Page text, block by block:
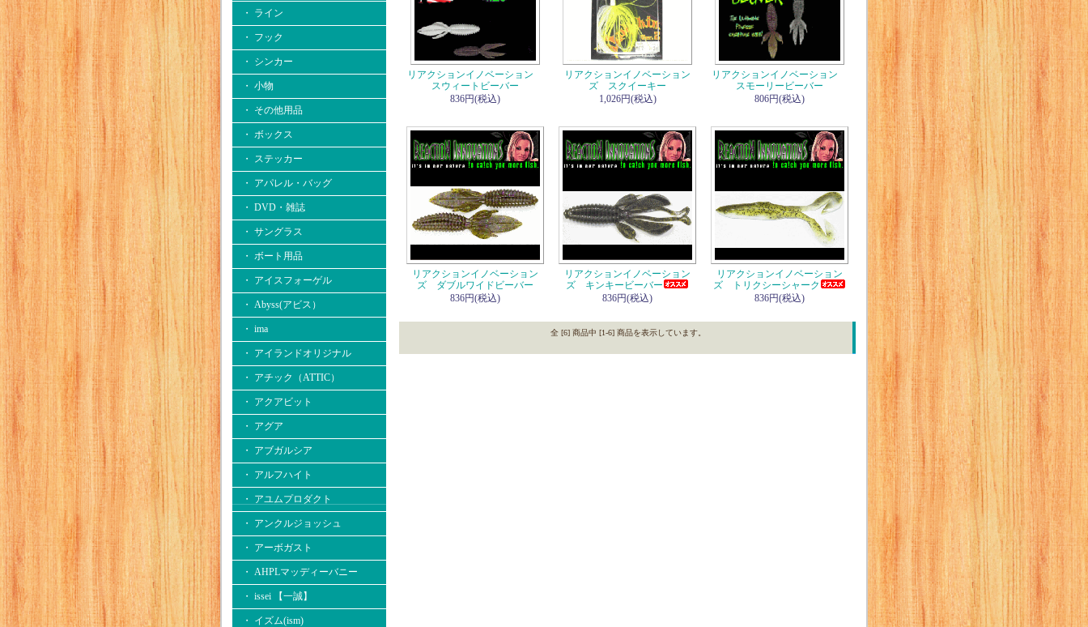
・ ライン
・ フック
・ シンカー
・ 小物
・ その他用品
・ ボックス
・ ステッカー
・ アパレル・バッグ
・ DVD・雑誌
・ サングラス
・ ボート用品
・ アイスフォーゲル
・ Abyss(アビス）
・ ima
・ アイランドオリジナル
・ アチック（ATTIC）
・ アクアビット
・ アグア
・ アブガルシア
・ アルフハイト
・ アユムプロダクト
・ アンクルジョッシュ
・ アーボガスト
・ AHPLマッディーバニー
・ issei 【一誠】
・ イズム(ism)
リアクションイノベーション
スウィートビーバー
836円(税込)
リアクションイノベーション
ズ スクイーキー
1,026円(税込)
リアクションイノベーション
スモーリービーバー
806円(税込)
リアクションイノベーション
ズ ダブルワイドビーバー
836円(税込)
リアクションイノベーション
ズ キンキービーバー
836円(税込)
リアクションイノベーション
ズ トリクシーシャーク
836円(税込)
全 [6] 商品中 [1-6] 商品を表示しています。